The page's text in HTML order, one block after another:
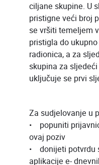
ciljane skupine. U
pristigne veći broj
se vršiti temeljem
pristigla do
radionica, a za
skupina za
uključuje se prvi
Za sudjelovanje u
• popuniti
ovaj poziv
• donijeti potvrdu
aplikacije e-